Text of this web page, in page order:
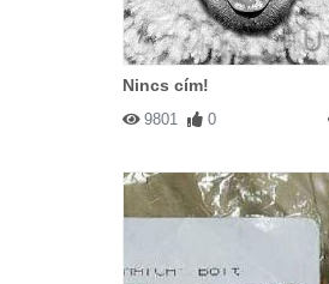
Nincs cím!
9801 0